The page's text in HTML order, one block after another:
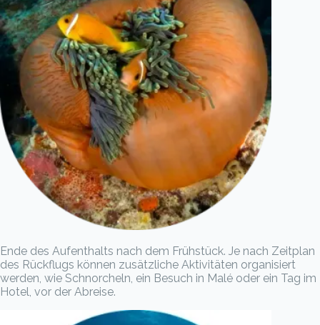
Ende des Aufenthalts nach dem Frühstück. Je nach Zeitplan
des Rückflugs können zusätzliche Aktivitäten organisiert
werden, wie Schnorcheln, ein Besuch in Malé oder ein Tag im
Hotel, vor der Abreise.